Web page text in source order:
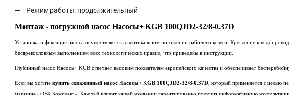
Режим работы: продолжительный
Монтаж - погружной насос Насосы+ KGB 100QJD2-32/8-0.37D
Установка и фиксация насоса осуществляется в вертикальном положении рабочего колеса. Крепление к
беспрекословным выполнением всех технологических правил, что приведены в инструкции.
Глубинный насос Насосы+ KGB отвечает высоким показателям европейского качества и обеспечивает
Если вы хотите купить скважинный насос Насосы+ KGB 100QJD2-32/8-0.37D , который применяется с целью
магазине «ОВК Комплект». Каждый клиент нашей компании гарантированно получит информативную